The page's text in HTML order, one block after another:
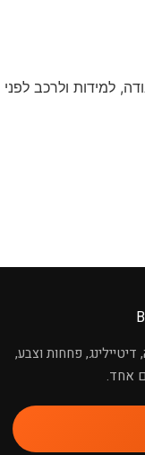
×
למידות ולרכב לפני
פחחות וצבע,
אחד.